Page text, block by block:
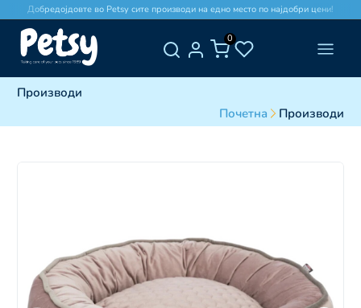
Добредојдовте во Petsy сите производи на едно место по најдобри цени!
0
Производи
Почетна
Производи